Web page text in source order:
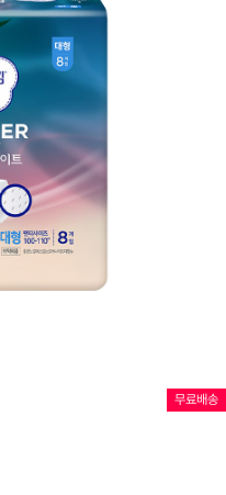
무료배송